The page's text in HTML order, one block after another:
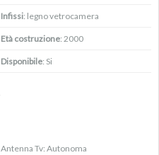
Infissi: legno vetrocamera
Età costruzione: 2000
Disponibile: Si
Antenna Tv: Autonoma